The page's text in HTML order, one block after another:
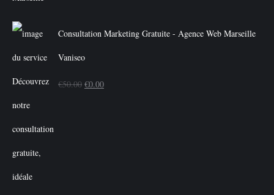
Consultation Marketing Gratuite - Agence Web Marseille
Vaniseo
€50.00 Le
€0.00Le